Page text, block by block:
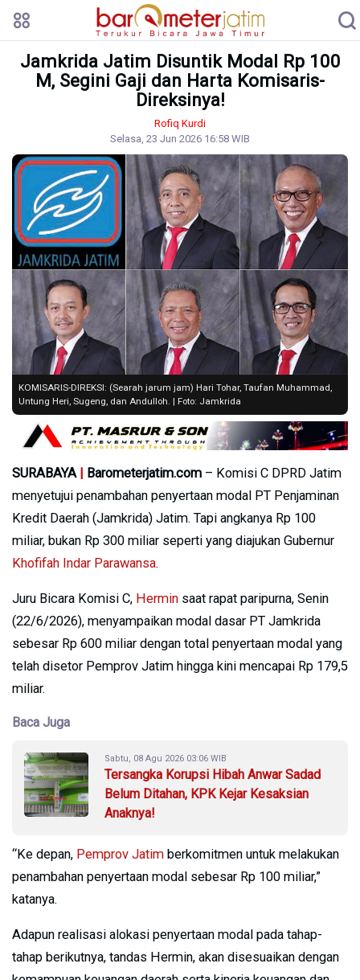
Jamkrida Jatim Disuntik Modal Rp 100
M, Segini Gaji dan Harta Komisaris-
Direksinya!
Rofiq Kurdi
Selasa, 23 Jun 2026 16:58 WIB
KOMISARIS-DIREKSI: (Searah jarum jam) Hari Tohar, Taufan Muhammad,
Untung Heri, Sugeng, dan Andulloh. | Foto: Jamkrida
SURABAYA Barometerjatim.com – Komisi C DPRD Jatim
menyetujui penambahan penyertaan modal PT Penjaminan
Kredit Daerah (Jamkrida) Jatim. Tapi angkanya Rp 100
miliar, bukan Rp 300 miliar seperti yang diajukan Gubernur
Khofifah Indar Parawansa.
Juru Bicara Komisi C, Hermin saat rapat paripurna, Senin
(22/6/2026), menyampaikan modal dasar PT Jamkrida
sebesar Rp 600 miliar dengan total penyertaan modal yang
telah disetor Pemprov Jatim hingga kini mencapai Rp 179,5
miliar.
Baca Juga
Sabtu, 08 Agu 2026 03:06 WIB
Tersangka Korupsi Hibah Anwar Sadad
Belum Ditahan, KPK Kejar Kesaksian
Anaknya!
“Ke depan, Pemprov Jatim berkomitmen untuk melakukan
penambahan penyertaan modal sebesar Rp 100 miliar,”
katanya.
Adapun realisasi alokasi penyertaan modal pada tahap-
tahap berikutnya, tandas Hermin, akan disesuaikan dengan